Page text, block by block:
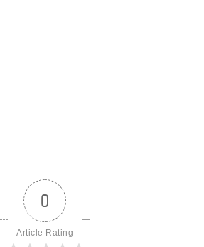
0
Article Rating